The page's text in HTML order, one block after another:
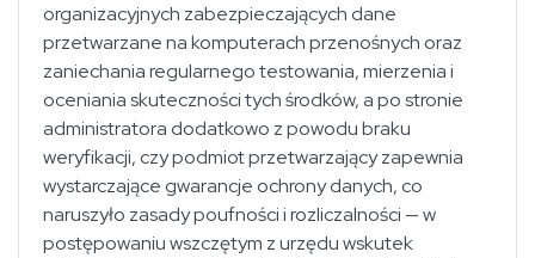
organizacyjnych zabezpieczających dane
przetwarzane na komputerach przenośnych oraz
zaniechania regularnego testowania, mierzenia i
oceniania skuteczności tych środków, a po stronie
administratora dodatkowo z powodu braku
weryfikacji, czy podmiot przetwarzający zapewnia
wystarczające gwarancje ochrony danych, co
naruszyło zasady poufności i rozliczalności — w
postępowaniu wszczętym z urzędu wskutek